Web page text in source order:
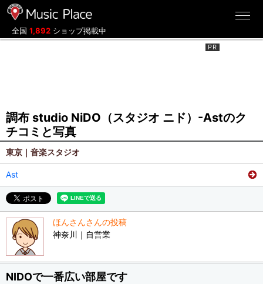
全国 1,892 ショップ掲載中
調布 studio NiDO（スタジオ ニド）-Astのク
チコミと写真
東京｜音楽スタジオ
Ast
ほんさんさんの投稿
神奈川｜自営業
NIDOで一番広い部屋です